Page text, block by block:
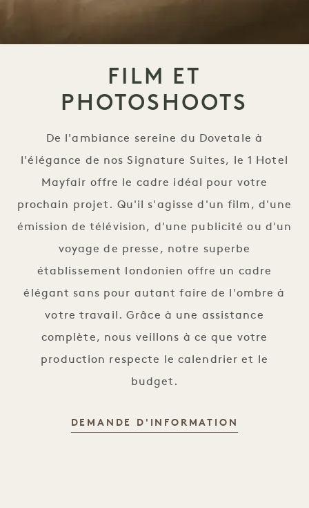
FILM ET
PHOTOSHOOTS
De l'ambiance sereine du Dovetale à
l'élégance de nos Signature Suites, le 1 Hotel
Mayfair offre le cadre idéal pour votre
prochain projet. Qu'il s'agisse d'un film, d'une
émission de télévision, d'une publicité ou d'un
voyage de presse, notre superbe
établissement londonien offre un cadre
élégant sans pour autant faire de l'ombre à
votre travail. Grâce à une assistance
complète, nous veillons à ce que votre
production respecte le calendrier et le
budget.
DEMANDE D'INFORMATION